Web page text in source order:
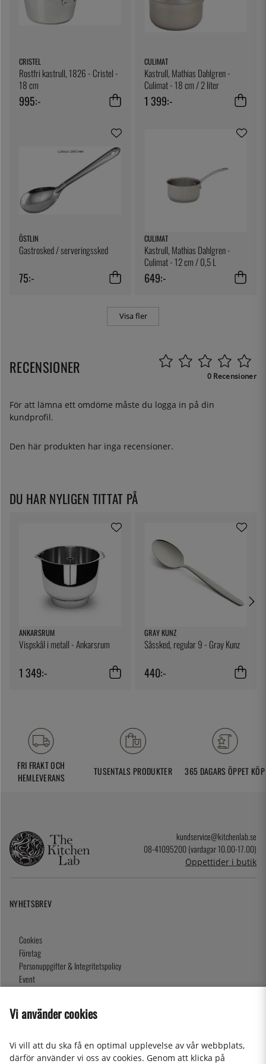
CRISTEL
Rostfri kastrull, 1826 - Cristel -
18 cm
995:-
CULIMAT
Kastrull, Mathias Dahlgren -
Culimat - 18 cm / 2 liter
1 399:-
ÖSTLIN
Gastrosked / serveringssked
75:-
CULIMAT
Kastrull, Mathias Dahlgren -
Culimat - 12 cm / 0,5 L
649:-
Visa fler
RECENSIONER 0 Recensioner
För att lämna ett omdöme måste du logga in på din
kundprofil.
Den här produkten har inga recensioner.
DU HAR NYLIGEN TITTAT PÅ
ANKARSRUM
Vispskål i metall - Ankarsrum
1 349:-
GRAY KUNZ
Såssked, regular 9 - Gray Kunz
440:-
FRI FRAKT OCH
HEMLEVERANS
TUSENTALS PRODUKTER 365 DAGARS ÖPPET KÖP
kundservice@kitchenlab.se
08-41095200 (vardagar 10.00-17.00)
Öppettider i butik
NYHETSBREV
Cookies
Företag
Personuppgifter & Integritetspolicy
Event
Presentkort
Vi använder cookies
Vi vill att du ska få en optimal upplevelse av vår webbplats,
därför använder vi oss av cookies. Genom att klicka på